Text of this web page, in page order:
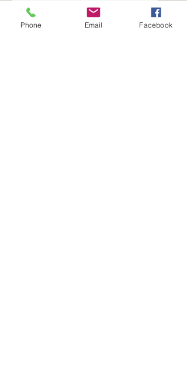
Phone Email Facebook